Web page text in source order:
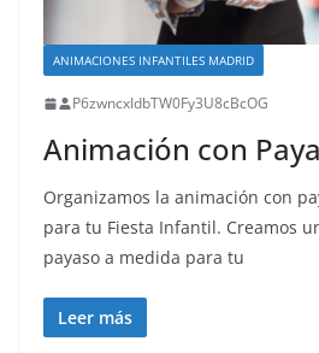
ANIMACIONES INFANTILES MADRID
P6zwncxIdbTW0Fy3U8cBcOG
Animación con
Organizamos la animación con
para tu Fiesta Infantil. Creamos
payaso a medida para tu
Leer más